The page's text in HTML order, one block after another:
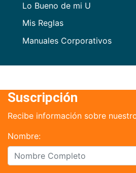
Lo Bueno de mi U
Mis Reglas
Manuales Corporativos
Suscripción
Recibe información sobre
Nombre: